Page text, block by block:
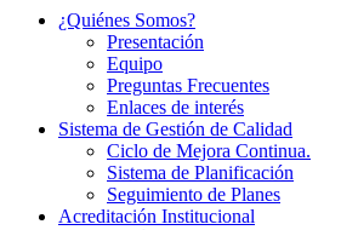
¿Quiénes Somos?
Presentación
Equipo
Preguntas Frecuentes
Enlaces de interés
Sistema de Gestión de Calidad
Ciclo de Mejora Continua.
Sistema de Planificación
Seguimiento de Planes
Acreditación Institucional